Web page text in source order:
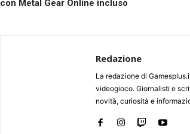
con Metal Gear Online incluso
Redazione
La redazione di
videogioco. Giornalisti e
novità, curiosità e